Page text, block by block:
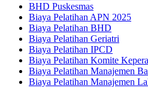
BHD Puskesmas
Biaya Pelatihan APN 2025
Biaya Pelatihan BHD
Biaya Pelatihan Geriatri
Biaya Pelatihan IPCD
Biaya Pelatihan Komite
Biaya Pelatihan Manajemen
Biaya Pelatihan Manajemen